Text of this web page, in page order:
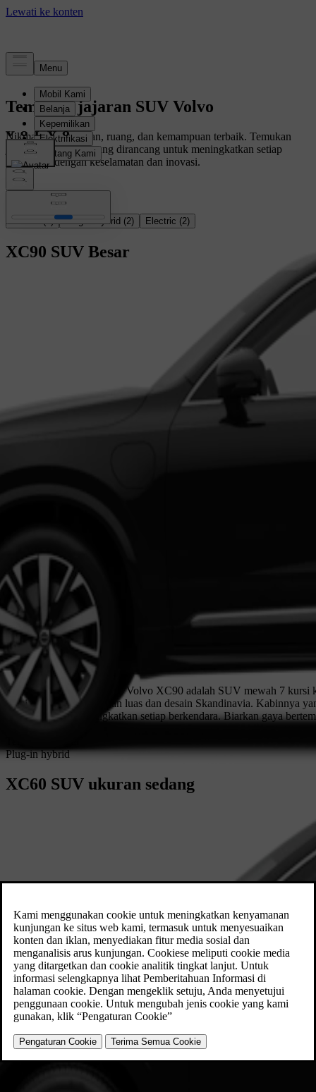
Temukan jajaran SUV Volvo
Nikmati kenyamanan, ruang, dan kemampuan terbaik. Temukan
jajaran SUV kami, yang dirancang untuk meningkatkan setiap
perjalanan dengan keselamatan dan inovasi.
Plug-in hybrid (2) Electric (2)
XC90 SUV Besar
Tepat di sini. Saat ini juga. Volvo XC90 adalah SUV mewah 7 kursi
kami dengan kenyamanan luas dan desain Skandinavia. Kabinnya
bijaksana yang meningkatkan setiap berkendara. Biarkan gaya
Plug-in hybrid
XC60 SUV ukuran sedang